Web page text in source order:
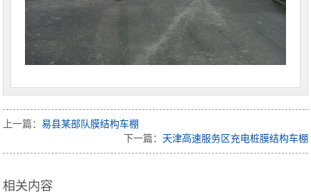
上一篇：易县某部队膜结构车棚
下一篇： 天津高速服务区充电桩膜结构车棚
相关内容